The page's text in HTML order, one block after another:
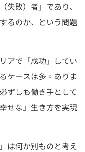
失敗）者」であり、
るのか、という問題
アで「成功」してい
ケースは多々ありま
ずしも働き手として
せな」生き方を実現
は何か別ものと考え